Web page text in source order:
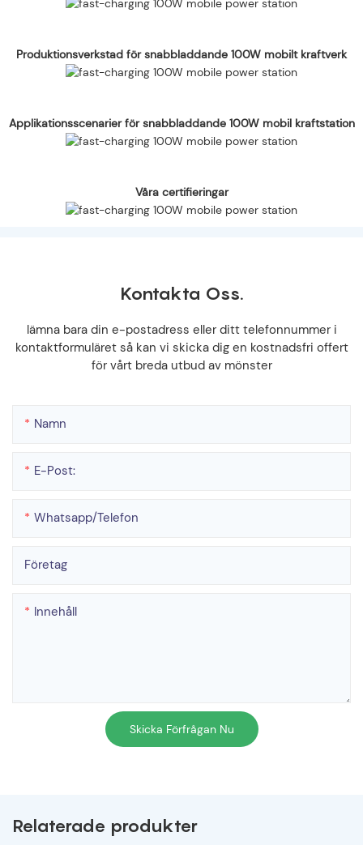
Produktionsverkstad för snabbladdande 100W mobilt kraftverk
Applikationsscenarier för snabbladdande 100W mobil kraftstation
Våra certifieringar
Kontakta Oss.
lämna bara din e-postadress eller ditt telefonnummer i
kontaktformuläret så kan vi skicka dig en kostnadsfri offert
för vårt breda utbud av mönster
Namn
E-Post:
Whatsapp/telefon
Företag
Innehåll
Skicka Förfrågan Nu
Relaterade produkter